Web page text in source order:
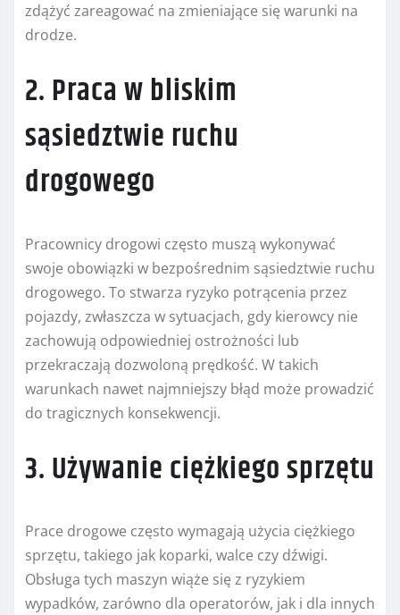
zdążyć zareagować na zmieniające się warunki na
drodze.
2. Praca w bliskim
sąsiedztwie ruchu
drogowego
Pracownicy drogowi często muszą wykonywać
swoje obowiązki w bezpośrednim sąsiedztwie ruchu
drogowego. To stwarza ryzyko potrącenia przez
pojazdy, zwłaszcza w sytuacjach, gdy kierowcy nie
zachowują odpowiedniej ostrożności lub
przekraczają dozwoloną prędkość. W takich
warunkach nawet najmniejszy błąd może prowadzić
do tragicznych konsekwencji.
3. Używanie ciężkiego sprzętu
Prace drogowe często wymagają użycia ciężkiego
sprzętu, takiego jak koparki, walce czy dźwigi.
Obsługa tych maszyn wiąże się z ryzykiem
wypadków, zarówno dla operatorów, jak i dla innych